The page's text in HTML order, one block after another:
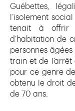
Guébettes,
l’isolement
tenait à offrir
d’habitation de
personnes
train et de
pour ce genre
obtenu le droit
de 70 ans.